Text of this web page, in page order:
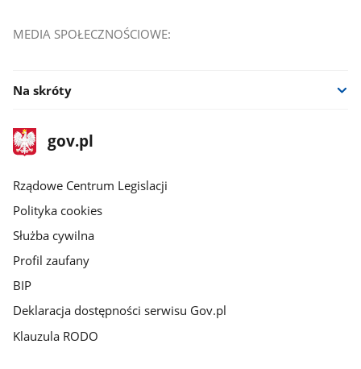
MEDIA SPOŁECZNOŚCIOWE:
Na skróty
stopka
gov.plStrona
gov.pl
Rządowe Centrum Legislacji
Polityka cookies
Służba cywilna
Profil zaufany
BIP
Deklaracja dostępności serwisu Gov.pl
Klauzula RODO